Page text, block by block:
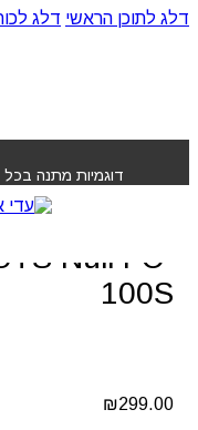
דלג לתוכן הראשי דלג
דוגמיות מתנה בכל
Null FC-100S
מכונת
Null FC-
100S
₪299.00